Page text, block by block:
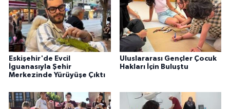
Eskişehir'de Evcil
İguanasıyla Şehir
Merkezinde Yürüyüşe Çıktı
Uluslararası Gençler Çocuk
Hakları İçin Buluştu